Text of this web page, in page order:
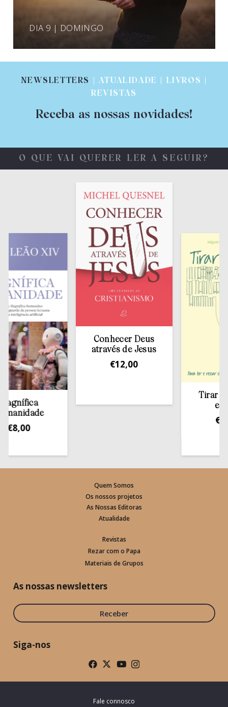
DIA 9 | DOMINGO
NEWSLETTERS
| ATUALIDADE | LIVROS |
REVISTAS
Receba as nossas novidades!
O QUE VAI QUERER LER A SEGUIR?
Conhecer Deus
através de Jesus
12,00
Tirar a
estante
13,50
Quem Somos
Os nossos projetos
As Nossas Editoras
Atualidade
Revistas
Rezar com o Papa
Materiais de Grupos
As nossas newsletters
Receber
Siga-nos
Fale connosco